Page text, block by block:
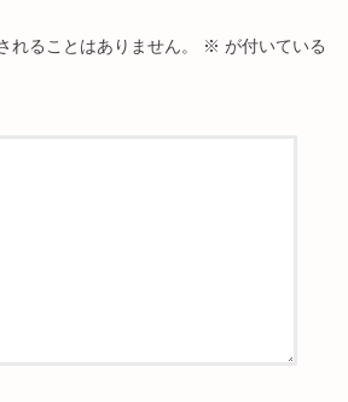
れることはありません。 ※ が付いている